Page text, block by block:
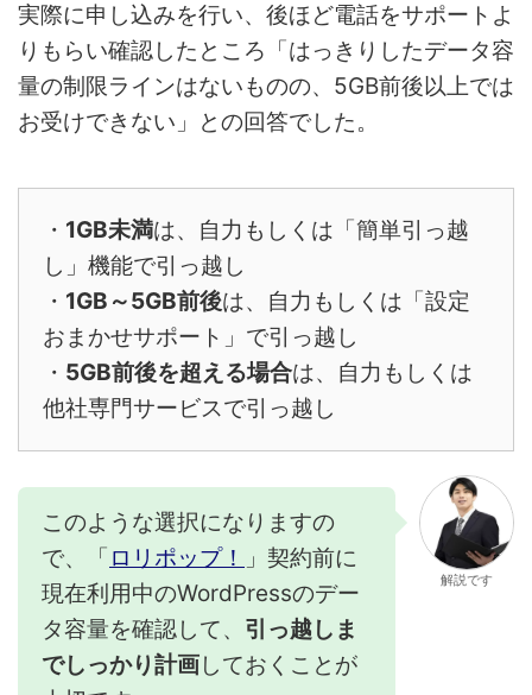
実際に申し込みを行い、後ほど電話をサポートよ
りもらい確認したところ「はっきりしたデータ容
量の制限ラインはないものの、5GB前後以上では
お受けできない」との回答でした。
・ 1GB未満は、自力もしくは「簡単引っ越
し」機能で引っ越し
・ 1GB～5GB前後は、自力もしくは「設定
おまかせサポート」で引っ越し
・ 5GB前後を超える場合は、自力もしくは
他社専門サービスで引っ越し
このような選択になりますの
で、「 ロリポップ！
」契約前に
現在利用中のWordPressのデー
タ容量を確認して、 引っ越しま
でしっかり計画しておくことが
解説です